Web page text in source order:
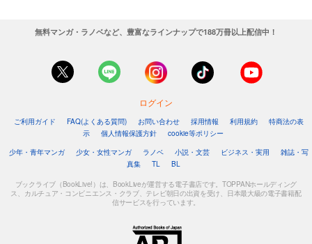
無料マンガ・ラノベなど、豊富なラインナップで188万冊以上配信中！
ログイン
ご利用ガイド FAQ(よくある質問) お問い合わせ 採用情報 利用規約
特商法の表
示
個人情報保護方針
cookie等ポリシー
少年・青年マンガ
少女・女性マンガ ラノベ 小説・文芸 ビジネス・実用
雑誌・写
真集
TL BL
ブックライブ（BookLive!）は、BookLiveが運営する電子書店です。TOPPANホールディング
ス、カルチュア・コンビニエンス・クラブ、テレビ朝日の出資を受け、日本最大級の電子書籍配
信サービスを行っています。